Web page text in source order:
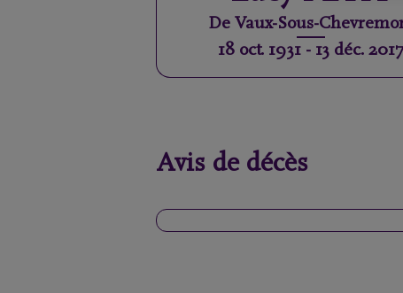
De Vaux-Sous-
18 oct. 1931 - 13 déc.
Avis de décès